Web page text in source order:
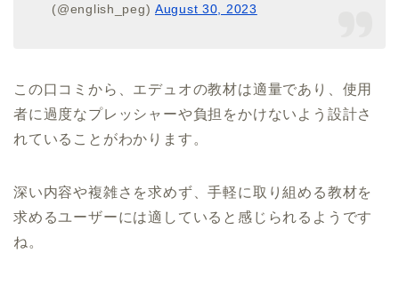
(@english_peg) August 30, 2023
この口コミから、エデュオの教材は適量であり、使用
者に過度なプレッシャーや負担をかけないよう設計さ
れていることがわかります。
深い内容や複雑さを求めず、手軽に取り組める教材を
求めるユーザーには適していると感じられるようです
ね。